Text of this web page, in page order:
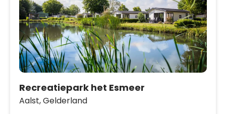
Recreatiepark het Esmeer
Aalst,Gelderland